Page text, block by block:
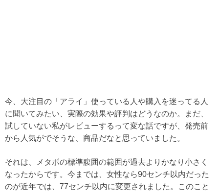
今、大注目の「アライ」使っている人や購入を迷ってる人
に聞いてみたい、実際の効果や評判はどうなのか。まだ、
試していない私がレビューするって変な話ですが、発売前
から人気がでそうな、商品だなと思っていました。
それは、メタボの標準腹囲の範囲が過去よりかなり小さく
なったからです。今までは、女性なら90センチ以内だった
のが近年では、77センチ以内に変更されました。このこと